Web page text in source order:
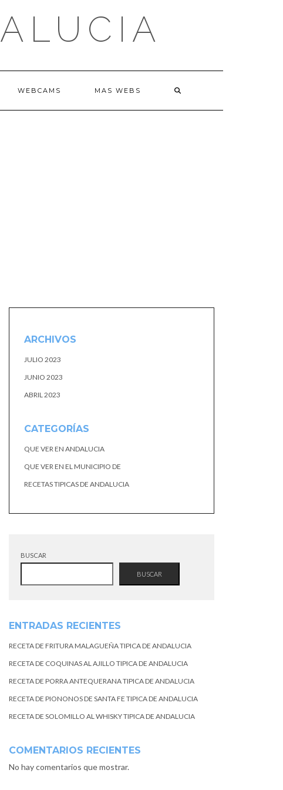
WEBCAMS MAS WEBS
ARCHIVOS
JULIO 2023
JUNIO 2023
ABRIL 2023
CATEGORÍAS
QUE VER EN ANDALUCIA
QUE VER EN EL MUNICIPIO DE
RECETAS TIPICAS DE ANDALUCIA
BUSCAR
BUSCAR
ENTRADAS RECIENTES
RECETA DE FRITURA MALAGUEÑA TIPICA DE ANDALUCIA
RECETA DE COQUINAS AL AJILLO TIPICA DE ANDALUCIA
RECETA DE PORRA ANTEQUERANA TIPICA DE ANDALUCIA
RECETA DE PIONONOS DE SANTA FE TIPICA DE ANDALUCIA
RECETA DE SOLOMILLO AL WHISKY TIPICA DE ANDALUCIA
COMENTARIOS RECIENTES
No hay comentarios que mostrar.